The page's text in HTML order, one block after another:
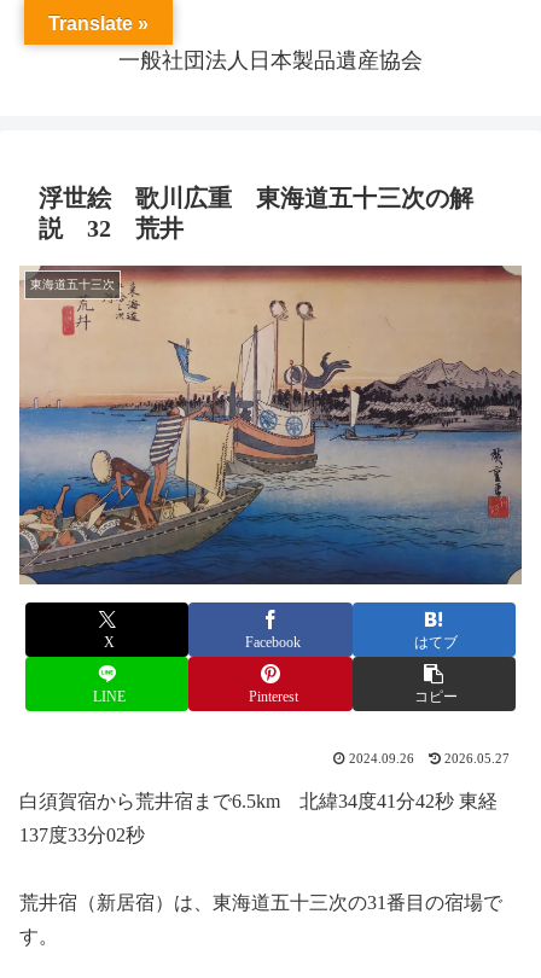
一般社団法人日本製品遺産協会
浮世絵 歌川広重 東海道五十三次の解
説 32 荒井
東海道五十三次
X Facebook はてブ
LINE Pinterest コピー
2024.09.26 2026.05.27
白須賀宿から荒井宿まで6.5km 北緯34度41分42秒 東経
137度33分02秒
荒井宿（新居宿）は、東海道五十三次の31番目の宿場で
す。
Translate »